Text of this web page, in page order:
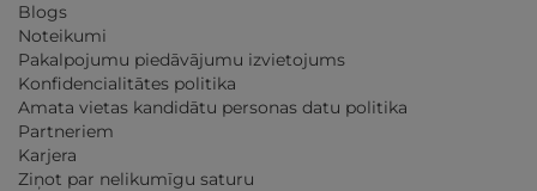
Blogs
Noteikumi
Pakalpojumu piedāvājumu izvietojums
Konfidencialitātes politika
Amata vietas kandidātu personas datu politika
Partneriem
Karjera
Ziņot par nelikumīgu saturu